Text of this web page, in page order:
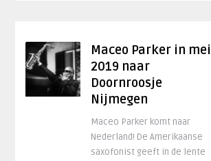
Maceo Parker in mei
2019 naar
Doornroosje
Nijmegen
Maceo Parker komt naar
Nederland! De Amerikaanse
saxofonist geeft in de lente